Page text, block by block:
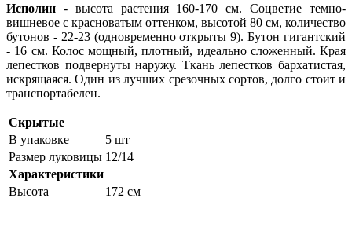
Исполин - высота растения 160-170 см. Соцветие темно-
вишневое с красноватым оттенком, высотой 80 см, количество
бутонов - 22-23 (одновременно открыты 9). Бутон гигантский
- 16 см. Колос мощный, плотный, идеально сложенный. Края
лепестков подвернуты наружу. Ткань лепестков бархатистая,
искрящаяся. Один из лучших срезочных сортов, долго стоит и
транспортабелен.
Скрытые
В упаковке
5 шт
Размер луковицы 12/14
Характеристики
Высота
172 см